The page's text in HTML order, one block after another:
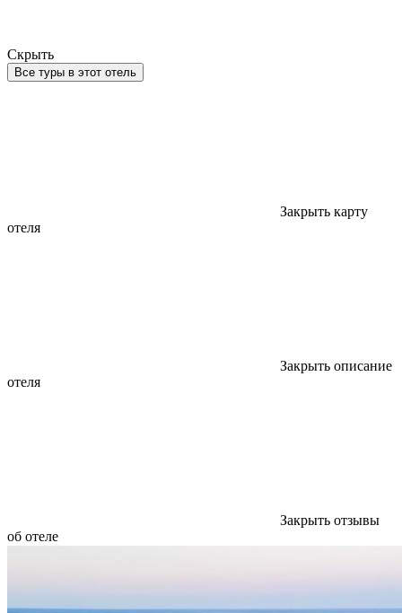
Скрыть
Все туры в этот отель
Закрыть карту
отеля
Закрыть описание
отеля
Закрыть отзывы
об отеле